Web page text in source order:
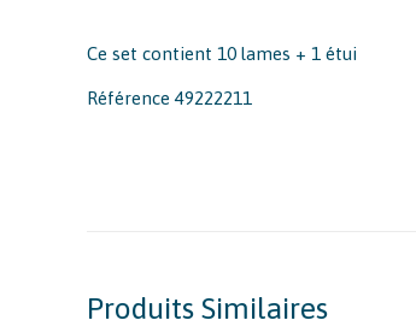
Ce set contient 10 lames + 1 étui
Référence 49222211
Produits Similaires